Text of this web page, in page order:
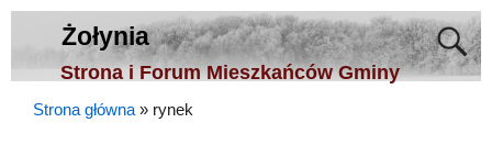
Żołynia
Strona i Forum Mieszkańców Gminy
Strona główna » rynek